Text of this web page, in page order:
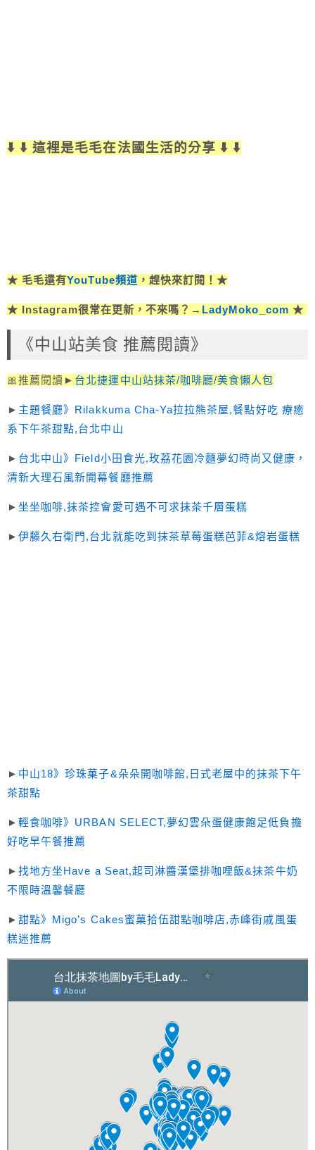
⬇️ ⬇️ 這裡是毛毛在法國生活的分享 ⬇️ ⬇️
★ 毛毛還有YouTube頻道 ，趕快來訂閱！★
★ Instagram很常在更新，不來嗎？→ LadyMoko_com ★
《中山站美食 推薦閱讀》
🎀推薦閱讀► 台北捷運中山站抹茶/咖啡廳/美食懶人包
► 主題餐廳》Rilakkuma Cha-Ya拉拉熊茶屋,餐點好吃 療癒
系下午茶甜點,台北中山
► 台北中山》Field小田食光,玫荔花園冷麵夢幻時尚又健康，
清新大理石風新開幕餐廳推薦
►坐坐咖啡,抹茶控會愛可遇不可求抹茶千層蛋糕
►伊藤久右衛門,台北就能吃到抹茶草莓蛋糕芭菲&熔岩蛋糕
► 中山18》珍珠菓子&朵朵開咖啡館,日式老屋中的抹茶下午
茶甜點
►輕食咖啡》URBAN SELECT,夢幻雲朵蛋健康飽足低負擔
好吃早午餐推薦
►找地方坐Have a Seat,起司淋醬漢堡排咖哩飯&抹茶牛奶
不限時溫馨餐廳
►甜點》Migo’s Cakes蜜菓拾伍甜點咖啡店,赤峰街戚風蛋
糕迷推薦